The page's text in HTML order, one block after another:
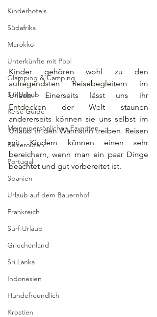
Kinderhotels
Südafrika
Marokko
Unterkünfte mit Pool
Glamping & Camping
Ski-Urlaub
Reise Guide
Meine persönlichen Favoriten
Reiserouten
Portugal
Spanien
Urlaub auf dem Bauernhof
Frankreich
Surf-Urlaub
Griechenland
Sri Lanka
Indonesien
Hundefreundlich
Kroatien
Kinder gehören wohl zu den
aufregendsten Reisebegleitern im
Urlaub. Einerseits lässt uns ihr
Entdecken der Welt staunen
andererseits können sie uns selbst im
Urlaub in den Wahnsinn treiben. Reisen
mit Kindern können einen sehr
bereichern, wenn man ein paar Dinge
beachtet und gut vorbereitet ist.